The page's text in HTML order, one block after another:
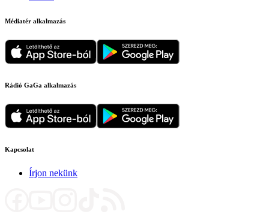
Médiatér alkalmazás
Rádió GaGa alkalmazás
Kapcsolat
Írjon nekünk